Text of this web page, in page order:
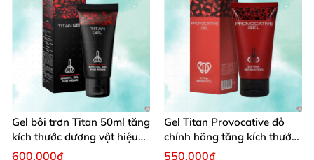
Gel bôi trơn Titan 50ml tăng
kích thước dương vật hiệu
quả
600.000₫
Gel Titan Provocative đỏ
chính hãng tăng kích thước
dương vật nam nhanh
550.000₫